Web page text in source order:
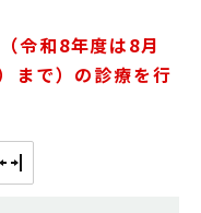
令和8年度は8月
まで）の診療を行